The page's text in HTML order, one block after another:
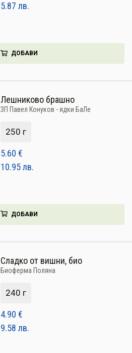
5.87 лв.
ДОБАВИ
Лешниково брашно
ЗП Павел Конуков - ядки БаЛе
250 г
5.60 €
10.95 лв.
ДОБАВИ
Сладко от вишни, био
Биоферма Поляна
240 г
4.90 €
9.58 лв.